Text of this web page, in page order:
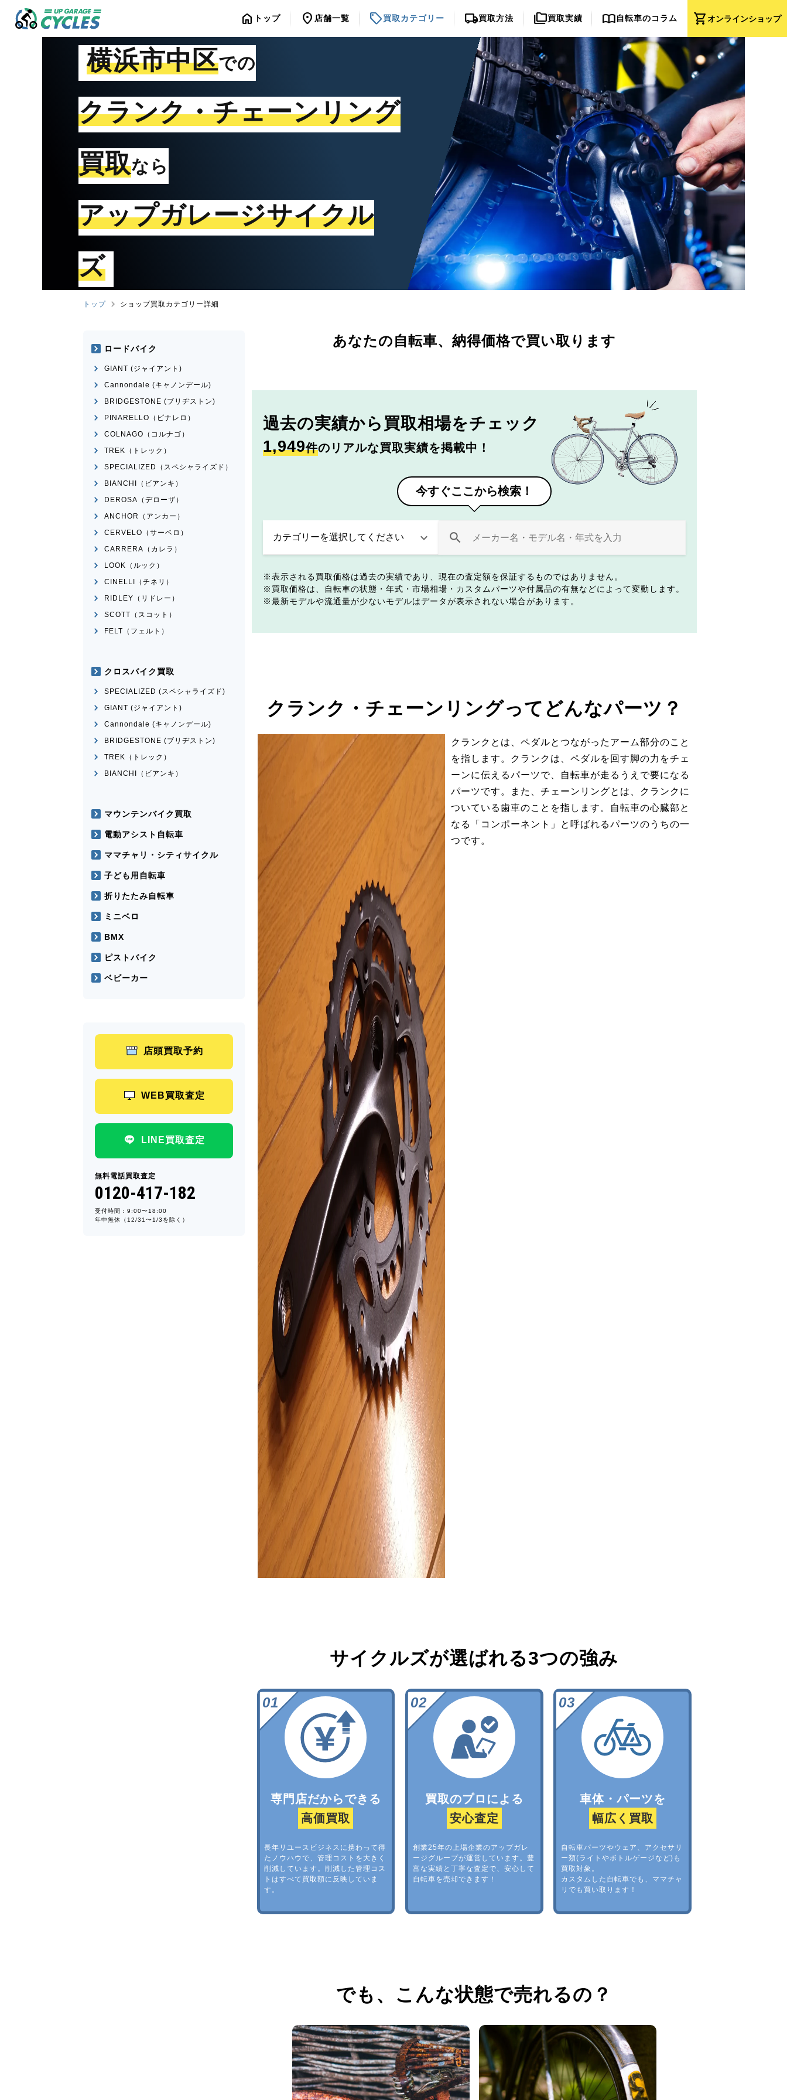
shopping_cartオンラインショップ
home トップ location_on 店舗一覧 sell買取カテゴリー local_shipping買取方法 folder_copy買取実績 import_contacts自転車のコラム
横浜市中区での
クランク・チェーンリング
買取なら
アップガレージサイクル
ズ
トップ ショップ買取カテゴリー詳細
あなたの自転車、 納得価格で買い取ります
過去の実績から 買取相場をチェック
1,949件のリアルな買取実績を掲載中！
今すぐここから検索！
表示される買取価格は過去の実績であり、現在の査定額を保証するものではありません。
買取価格は、自転車の状態・年式・市場相場・カスタムパーツや付属品の有無などによって変動します。
最新モデルや流通量が少ないモデルはデータが表示されない場合があります。
クランク・チェーンリングってどんなパーツ？
クランクとは、ペダルとつながったアーム部分のこと
を指します。クランクは、ペダルを回す脚の力をチェ
ーンに伝えるパーツで、自転車が走るうえで要になる
パーツです。また、チェーンリングとは、クランクに
ついている歯車のことを指します。自転車の心臓部と
なる「コンポーネント」と呼ばれるパーツのうちの一
つです。
サイクルズが選ばれる3つの強み
専門店だからできる
高価買取
長年リユースビジネスに携わって得
たノウハウで、管理コストを大きく
削減しています。削減した管理コス
トはすべて買取額に反映していま
す。
買取のプロによる
安心査定
創業25年の上場企業のアップガレ
ージグループが運営しています。豊
富な実績と丁寧な査定で、安心して
自転車を売却できます！
車体・パーツを
幅広く買取
自転車パーツやウェア、アクセサリ
ー類(ライトやボトルゲージなど)も
買取対象。
カスタムした自転車でも、ママチャ
リでも買い取ります！
でも、 こんな状態で売れるの？
ロードバイク
GIANT (ジャイアント)
Cannondale (キャノンデール)
BRIDGESTONE (ブリヂストン)
PINARELLO（ピナレロ）
COLNAGO（コルナゴ）
TREK（トレック）
SPECIALIZED（スペシャライズド）
BIANCHI（ビアンキ）
DEROSA（デローザ）
ANCHOR（アンカー）
CERVELO（サーベロ）
CARRERA（カレラ）
LOOK（ルック）
CINELLI（チネリ）
RIDLEY（リドレー）
SCOTT（スコット）
FELT（フェルト）
クロスバイク買取
SPECIALIZED (スペシャライズド)
GIANT (ジャイアント)
Cannondale (キャノンデール)
BRIDGESTONE (ブリヂストン)
TREK（トレック）
BIANCHI（ビアンキ）
マウンテンバイク買取
電動アシスト自転車
ママチャリ・シティサイクル
子ども用自転車
折りたたみ自転車
ミニベロ
BMX
ピストバイク
ベビーカー
店頭買取予約
WEB買取査定
LINE買取査定
無料電話買取査定
0120-417-182
受付時間：9:00〜18:00
年中無休（12/31〜1/3を除く）